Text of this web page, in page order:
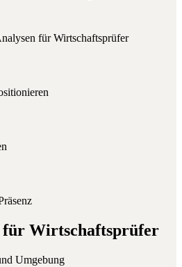
fürWirtschaftsprüfer
für Wirtschaftsprüfer
Umgebung